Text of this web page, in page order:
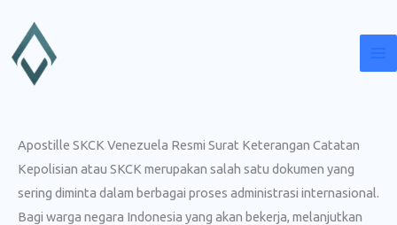
konten
Apostille SKCK Venezuela Resmi Surat Keterangan Catatan
Kepolisian atau SKCK merupakan salah satu dokumen yang
sering diminta dalam berbagai proses administrasi internasional.
Bagi warga negara Indonesia yang akan bekerja, melanjutkan